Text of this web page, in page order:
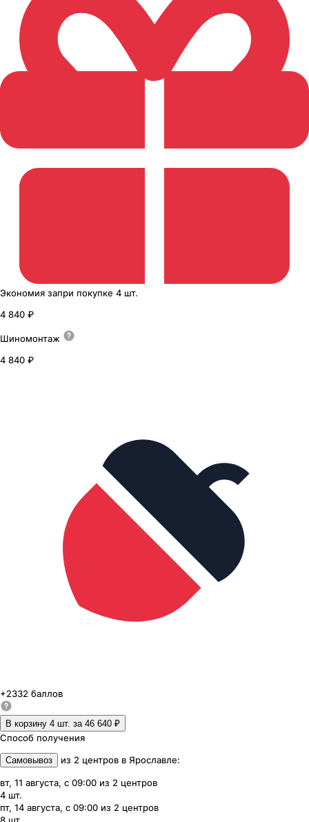
Экономия запри покупке 4 шт.
4 840 ₽
Шиномонтаж
4 840 ₽
+2332 баллов
В корзину 4 шт. за 46 640 ₽
Способ получения
Самовывоз из 2 центров в Ярославле:
вт, 11 августа, с 09:00 из 2 центров
4 шт.
пт, 14 августа, с 09:00 из 2 центров